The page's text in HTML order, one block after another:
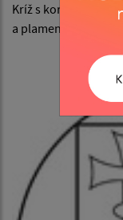
Kríž s korunou
a plamenný meč